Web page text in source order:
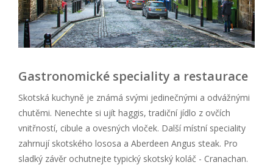
Gastronomické speciality a restaurace
Skotská kuchyně je známá svými jedinečnými a odvážnými
chutěmi. Nenechte si ujít haggis, tradiční jídlo z ovčích
vnitřností, cibule a ovesných vloček. Další místní speciality
zahrnují skotského lososa a Aberdeen Angus steak. Pro
sladký závěr ochutnejte typický skotský koláč - Cranachan.